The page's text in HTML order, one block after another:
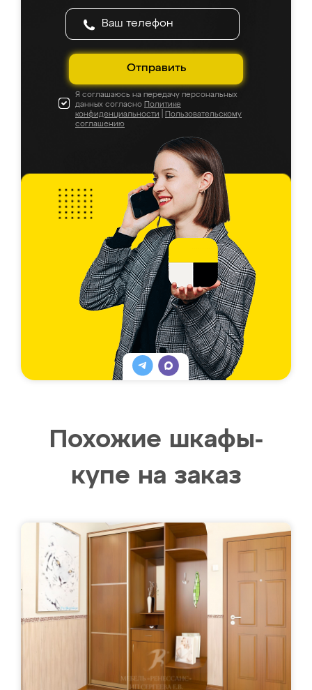
Отправить
Я соглашаюсь на передачу персональных
данных согласно Политике
конфиденциальности
Пользовательскому
соглашению
Похожие шкафы-
купе на заказ